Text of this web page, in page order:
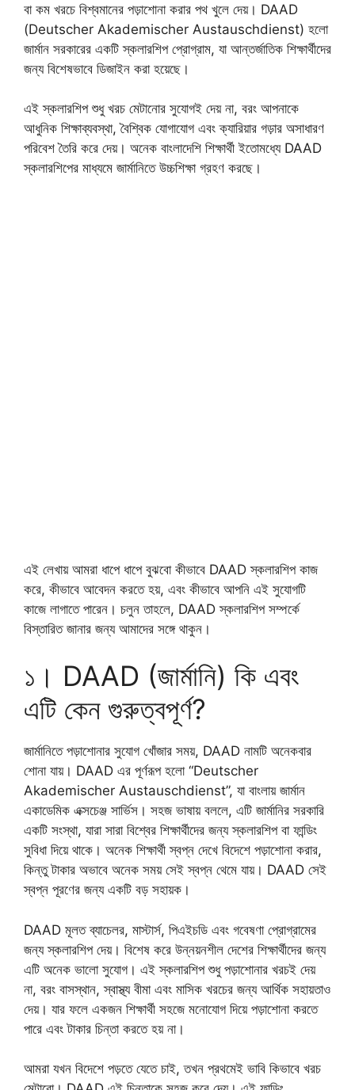
বা কম খরচে বিশ্বমানের পড়াশোনা করার পথ খুলে দেয়। DAAD
(Deutscher Akademischer Austauschdienst) হলো
জার্মান সরকারের একটি স্কলারশিপ প্রোগ্রাম, যা আন্তর্জাতিক শিক্ষার্থীদের
জন্য বিশেষভাবে ডিজাইন করা হয়েছে।
এই স্কলারশিপ শুধু খরচ মেটানোর সুযোগই দেয় না, বরং আপনাকে
আধুনিক শিক্ষাব্যবস্থা, বৈশ্বিক যোগাযোগ এবং ক্যারিয়ার গড়ার অসাধারণ
পরিবেশ তৈরি করে দেয়। অনেক বাংলাদেশি শিক্ষার্থী ইতোমধ্যে DAAD
স্কলারশিপের মাধ্যমে জার্মানিতে উচ্চশিক্ষা গ্রহণ করছে।
এই লেখায় আমরা ধাপে ধাপে বুঝবো কীভাবে DAAD স্কলারশিপ কাজ
করে, কীভাবে আবেদন করতে হয়, এবং কীভাবে আপনি এই সুযোগটি
কাজে লাগাতে পারেন। চলুন তাহলে, DAAD স্কলারশিপ সম্পর্কে
বিস্তারিত জানার জন্য আমাদের সঙ্গে থাকুন।
১। DAAD (জার্মানি) কি এবং
এটি কেন গুরুত্বপূর্ণ?
জার্মানিতে পড়াশোনার সুযোগ খোঁজার সময়, DAAD নামটি অনেকবার
শোনা যায়। DAAD এর পূর্ণরূপ হলো “Deutscher
Akademischer Austauschdienst”, যা বাংলায় জার্মান
একাডেমিক এক্সচেঞ্জ সার্ভিস। সহজ ভাষায় বললে, এটি জার্মানির সরকারি
একটি সংস্থা, যারা সারা বিশ্বের শিক্ষার্থীদের জন্য স্কলারশিপ বা ফান্ডিং
সুবিধা দিয়ে থাকে। অনেক শিক্ষার্থী স্বপ্ন দেখে বিদেশে পড়াশোনা করার,
কিন্তু টাকার অভাবে অনেক সময় সেই স্বপ্ন থেমে যায়। DAAD সেই
স্বপ্ন পূরণের জন্য একটি বড় সহায়ক।
DAAD মূলত ব্যাচেলর, মাস্টার্স, পিএইচডি এবং গবেষণা প্রোগ্রামের
জন্য স্কলারশিপ দেয়। বিশেষ করে উন্নয়নশীল দেশের শিক্ষার্থীদের জন্য
এটি অনেক ভালো সুযোগ। এই স্কলারশিপ শুধু পড়াশোনার খরচই দেয়
না, বরং বাসস্থান, স্বাস্থ্য বীমা এবং মাসিক খরচের জন্য আর্থিক সহায়তাও
দেয়। যার ফলে একজন শিক্ষার্থী সহজে মনোযোগ দিয়ে পড়াশোনা করতে
পারে এবং টাকার চিন্তা করতে হয় না।
আমরা যখন বিদেশে পড়তে যেতে চাই, তখন প্রথমেই ভাবি কিভাবে খরচ